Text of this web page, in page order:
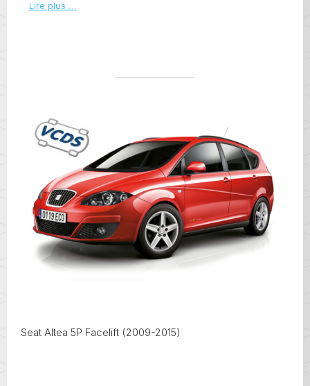
Lire plus ...
Seat Altea 5P Facelift (2009-2015)